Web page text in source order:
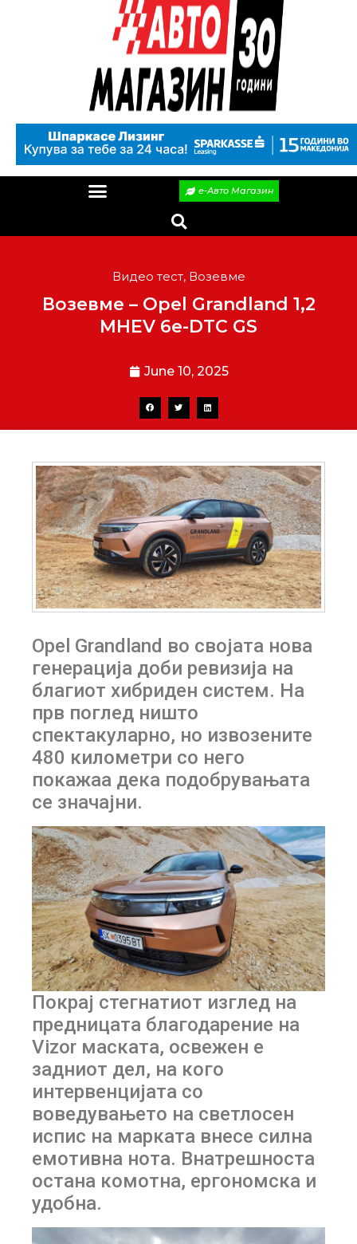
е-Авто Магазин
Видео тест, Возевме
Возевме – Opel Grandland 1,2
MHEV 6e-DTC GS
June 10, 2025
Opel Grandland во својата нова
генерација доби ревизија на
благиот хибриден систем. На
прв поглед ништо
спектакуларно, но извозените
480 километри со него
покажаа дека подобрувањата
се значајни.
Покрај стегнатиот изглед на
предницата благодарение на
Vizor маската, освежен е
задниот дел, на кого
интервенцијата со
воведувањето на светлосен
испис на марката внесе силна
емотивна нота. Внатрешноста
остана комотна, ергономска и
удобна.